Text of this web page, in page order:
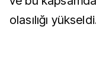
olasılığı